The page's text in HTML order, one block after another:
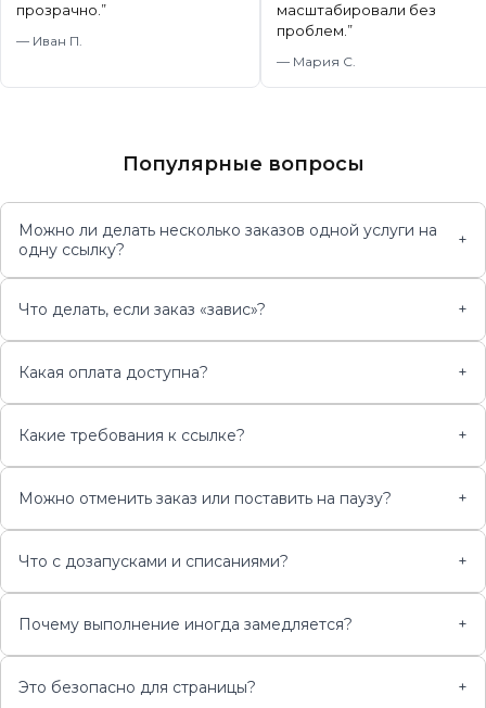
прозрачно. ”
— Иван П.
масштабировали без
проблем. ”
— Мария С.
Популярные вопросы
Можно ли делать несколько заказов одной услуги на
одну ссылку?
+
Что делать, если заказ «завис»? +
Какая оплата доступна? +
Какие требования к ссылке? +
Можно отменить заказ или поставить на паузу? +
Что с дозапусками и списаниями? +
Почему выполнение иногда замедляется? +
Это безопасно для страницы? +